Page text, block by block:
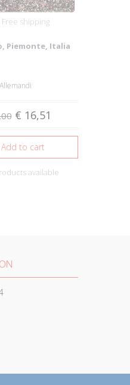
Free shipping
Piemonte, Italia
Allemandi
€ 16,51
Add to cart
available